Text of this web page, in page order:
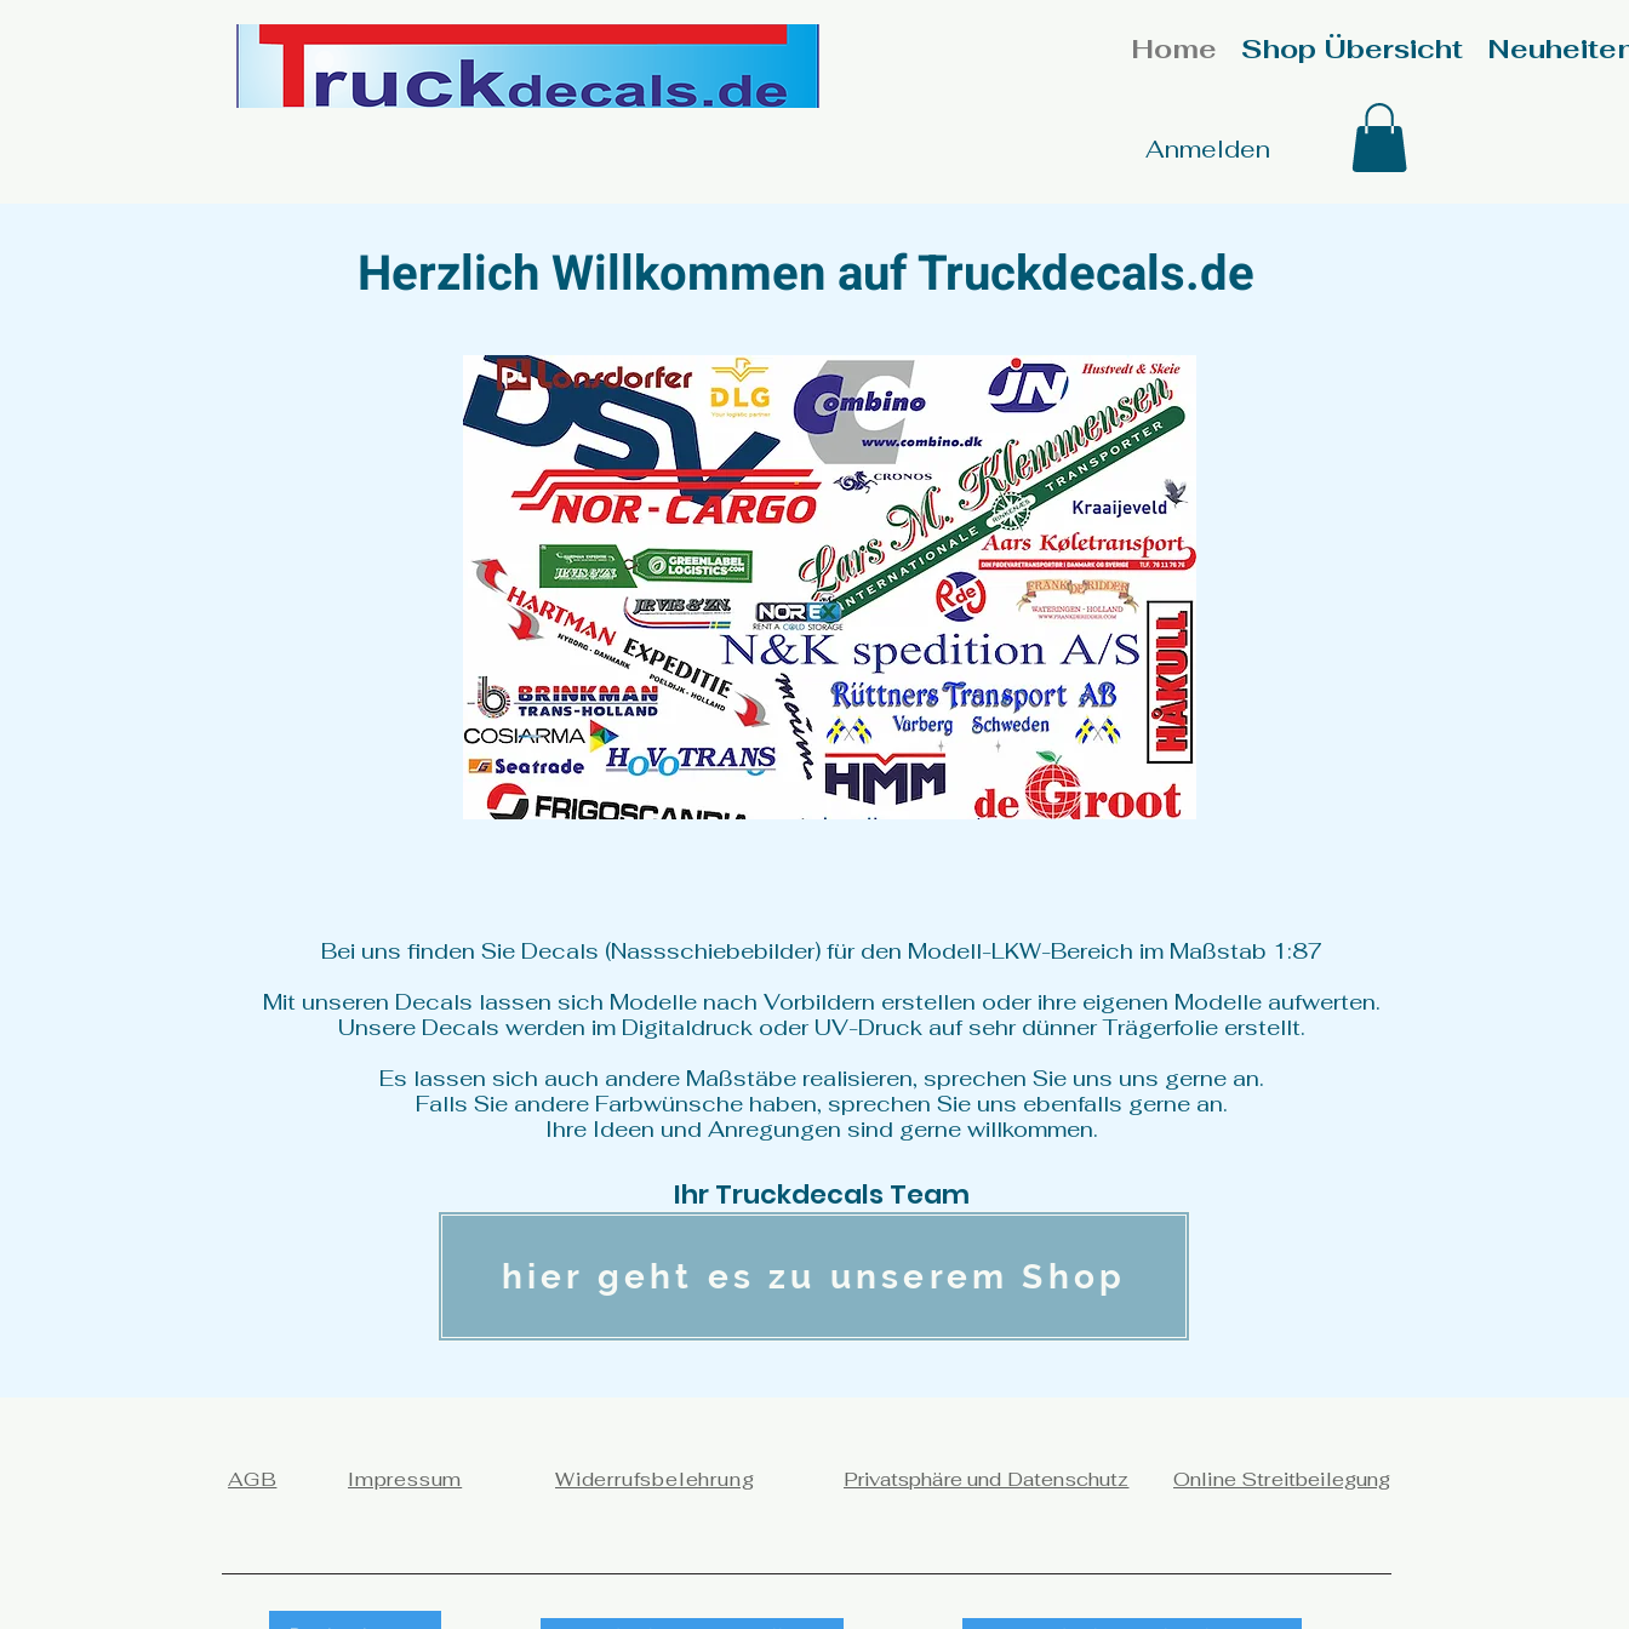
Home Shop Übersicht
Anmelden
Herzlich Willkommen auf Truckdecals.de
Bei uns finden Sie Decals (Nassschiebebilder) für den Modell-LKW-Bereich im Maßstab 1:87
Mit unseren Decals lassen sich Modelle nach Vorbildern erstellen oder ihre eigenen Modelle aufwerten.
Unsere Decals werden im Digitaldruck oder UV-Druck auf sehr dünner Trägerfolie erstellt.
Es lassen sich auch andere Maßstäbe realisieren, sprechen Sie uns uns gerne an.
Falls Sie andere Farbwünsche haben, sprechen Sie uns ebenfalls gerne an.
Ihre Ideen und Anregungen sind gerne willkommen.
Ihr Truckdecals Team
hier geht es zu unserem Shop
AGB Impressum Widerrufsbelehrung Privatsphäre und Datenschutz Online Streitbeilegung